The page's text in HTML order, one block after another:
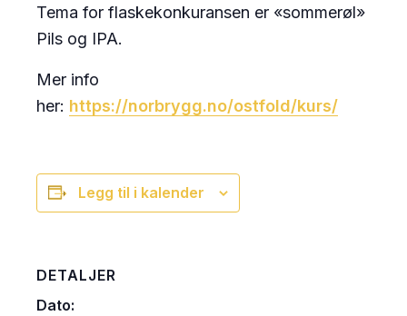
Tema for flaskekonkuransen er «sommerøl»
Pils og IPA.
Mer info
her: https://norbrygg.no/ostfold/kurs/
Legg til i kalender
DETALJER
Dato: